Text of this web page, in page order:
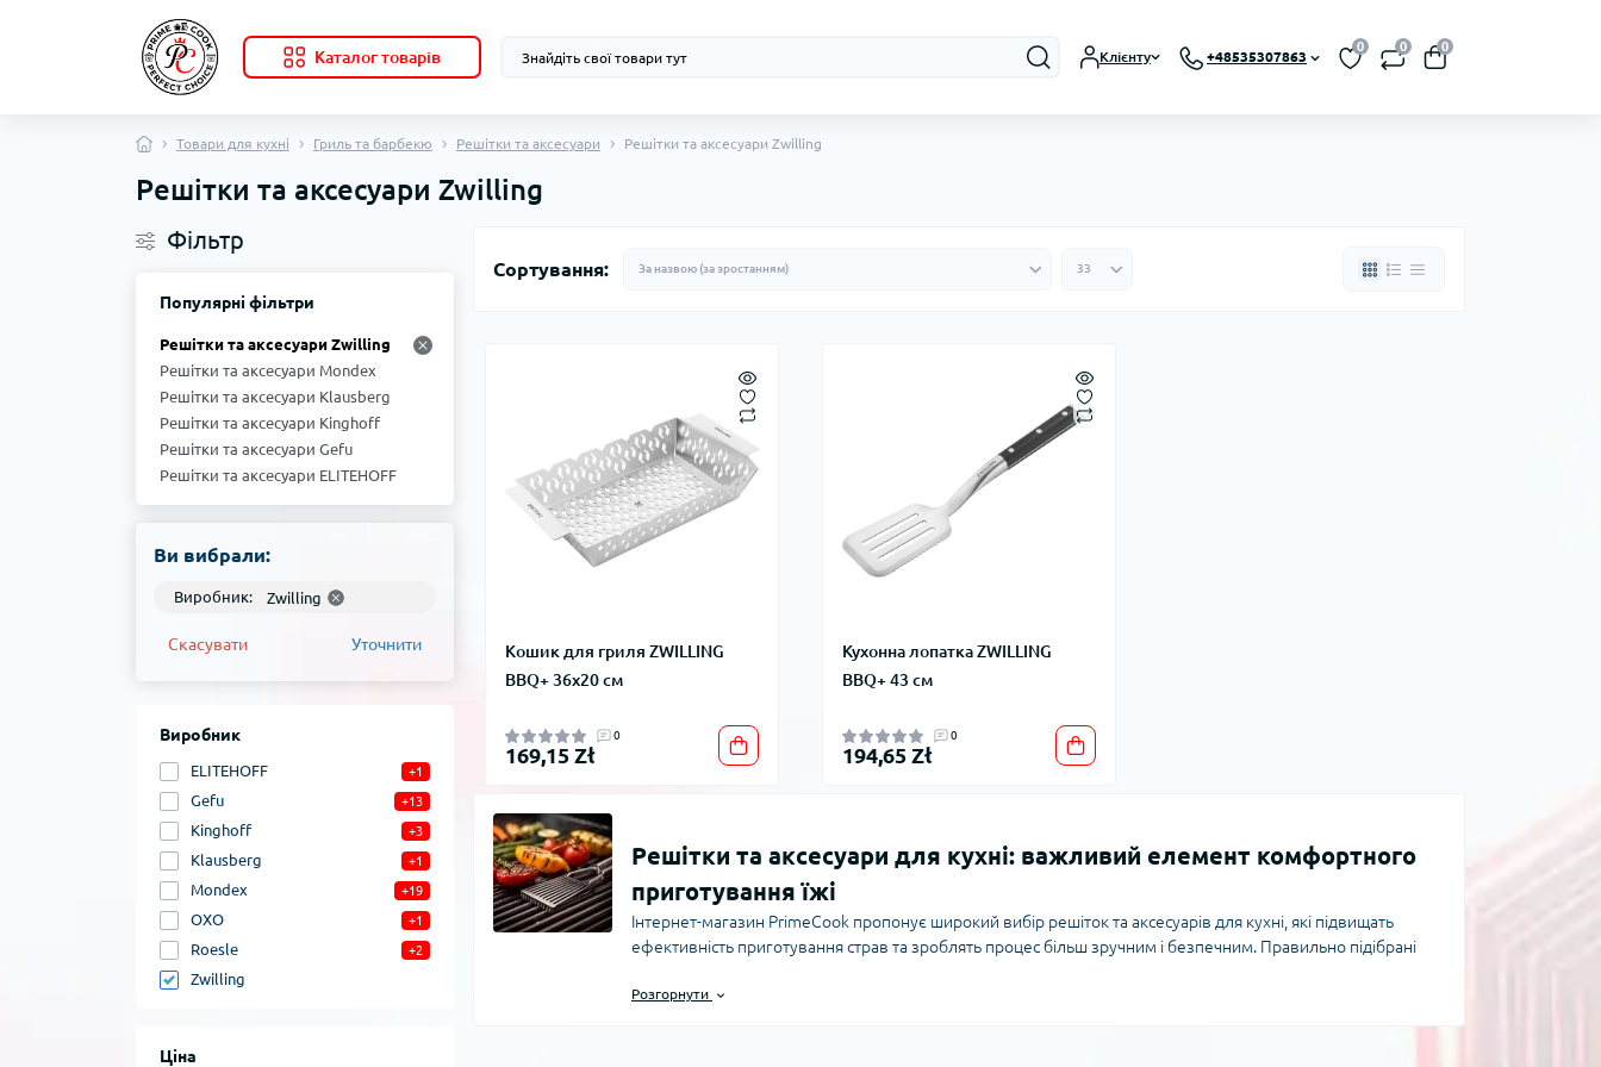
Каталог товарів Клієнту +48535307863
0 0 0
Товари для кухні Гриль та барбекю Решітки та аксесуари Решітки та аксесуари Zwilling
Решітки та аксесуари Zwilling
Фільтр
Популярні фільтри
Решітки та аксесуари Zwilling
Решітки та аксесуари Mondex
Решітки та аксесуари Klausberg
Решітки та аксесуари Kinghoff
Решітки та аксесуари Gefu
Решітки та аксесуари ELITEHOFF
Ви вибрали:
Виробник: Zwilling
Скасувати Уточнити
Виробник
ELITEHOFF +1
Gefu +13
Kinghoff +3
Klausberg +1
Mondex +19
OXO +1
Roesle +2
Zwilling
Ціна
Сортування:
Кошик для гриля ZWILLING
BBQ+ 36x20 см
0
169,15 Zł
Кухонна лопатка ZWILLING
BBQ+ 43 см
0
194,65 Zł
Решітки та аксесуари для кухні: важливий елемент комфортного
приготування їжі
Інтернет-магазин PrimeCook пропонує широкий вибір решіток та аксесуарів для кухні, які підвищать
ефективність приготування страв та зроблять процес більш зручним і безпечним. Правильно підібрані
текстуру. У цій статті ми розглянемо ключові аспекти вибору решіток і супутніх аксесуарів, відповімо на
Розгорнути